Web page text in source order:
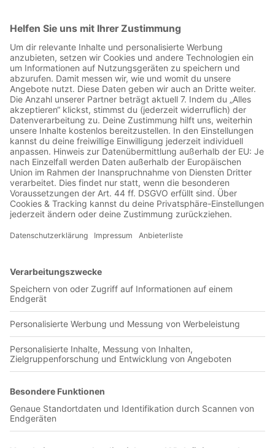
01:29:18
Die dritte Derbypleite this season - joa, das ist ne Ansage. Die
Hertha verliert zu Hause 1:4 gegen Union, steckt weiter unten
diskutieren bei Doppelspitze den merkwürdigen Trikot-Eklat
zwischen Fans und Team. Und das vor den Wochen der
Wahrheit, naaaja Was steht sonst auf dem Zettel? Köln dreht
das Spiel gegen Mainz und Herthas Konkurrenz verliert zum
Glück auch. Außerdem besprechen wir die Hinspiele auf dem
europäischen Parkett und freuen uns über Underdog-Siege.
Einschalten, mitfiebern, genießen, eure Doppelspitze Leon
Kontakt: Instagram Facebook Twitter